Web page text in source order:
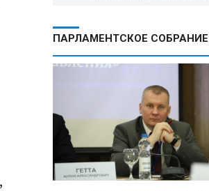
Второй энергоблок
мощность после
СК РФ: от вторжения
украинских боевиков в
область погибли 640
жителей, более 87 тысяч
признаны потерпевшими
ПАРЛАМЕНТСКОЕ СОБРАНИЕ